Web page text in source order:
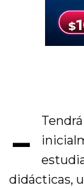
-
didácticas,